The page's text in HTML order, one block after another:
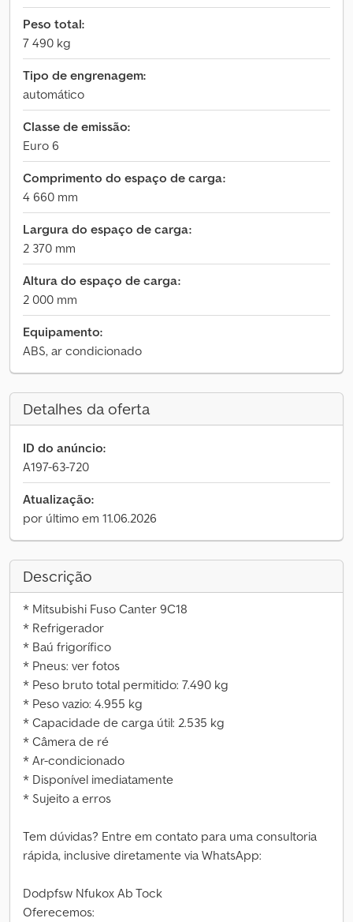
Peso total:
7 490 kg
Tipo de engrenagem:
automático
Classe de emissão:
Euro 6
Comprimento do espaço de carga:
4 660 mm
Largura do espaço de carga:
2 370 mm
Altura do espaço de carga:
2 000 mm
Equipamento:
ABS, ar condicionado
Detalhes da oferta
ID do anúncio:
A197-63-720
Atualização:
por último em 11.06.2026
Descrição
* Mitsubishi Fuso Canter 9C18
* Refrigerador
* Baú frigorífico
* Pneus: ver fotos
* Peso bruto total permitido: 7.490 kg
* Peso vazio: 4.955 kg
* Capacidade de carga útil: 2.535 kg
* Câmera de ré
* Ar-condicionado
* Disponível imediatamente
* Sujeito a erros
Tem dúvidas? Entre em contato para uma consultoria
rápida, inclusive diretamente via WhatsApp:
Dodpfsw Nfukox Ab Tock
Oferecemos: